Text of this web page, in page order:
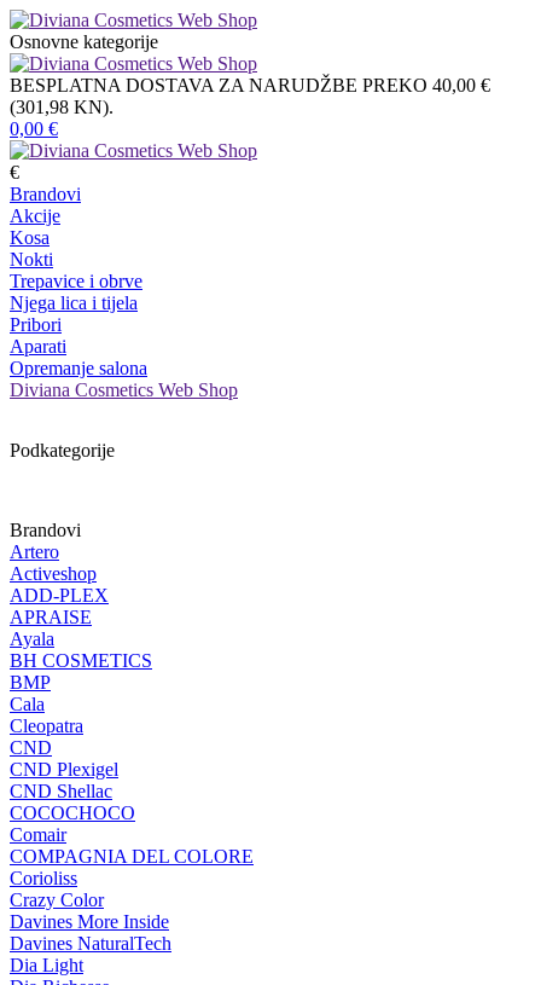
Osnovne kategorije
BESPLATNA DOSTAVA ZA NARUDŽBE PREKO 40,00 €
(301,98 KN).
0,00 €
€
Brandovi
Akcije
Kosa
Nokti
Trepavice i obrve
Njega lica i tijela
Pribori
Aparati
Opremanje salona
Diviana Cosmetics Web Shop
Podkategorije
Brandovi
Artero
Activeshop
ADD-PLEX
APRAISE
Ayala
BH COSMETICS
BMP
Cala
Cleopatra
CND
CND Plexigel
CND Shellac
COCOCHOCO
Comair
COMPAGNIA DEL COLORE
Corioliss
Crazy Color
Davines More Inside
Davines NaturalTech
Dia Light